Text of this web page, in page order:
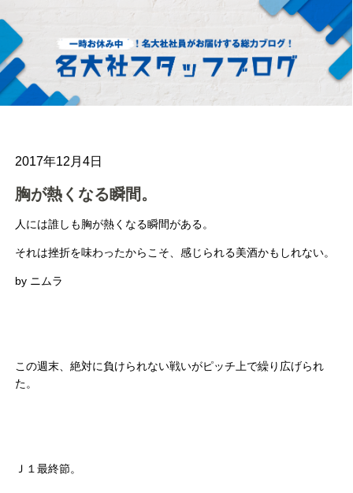
2017年12月4日
胸が熱くなる瞬間。
人には誰しも胸が熱くなる瞬間がある。
それは挫折を味わったからこそ、感じられる美酒かもしれない。
by ニムラ
この週末、絶対に負けられない戦いがピッチ上で繰り広げられ
た。
Ｊ１最終節。